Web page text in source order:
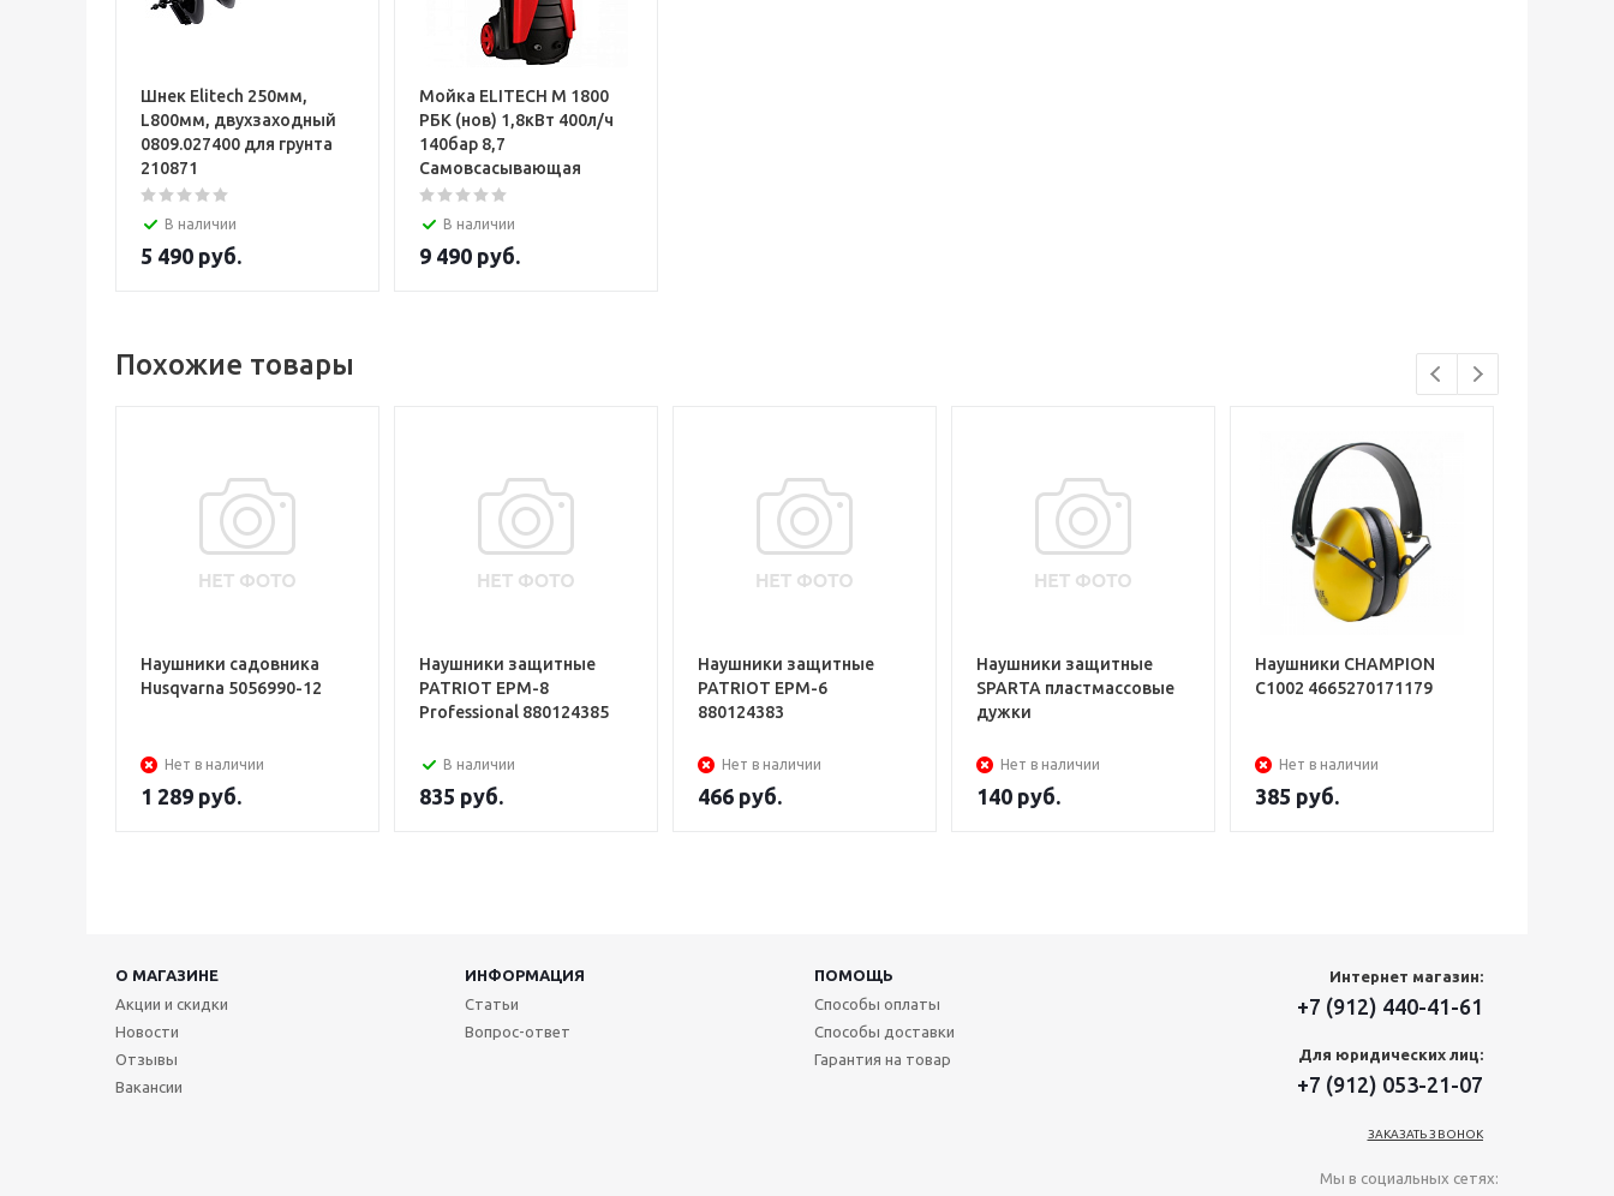
Шнек Elitech 250мм,
L800мм, двухзаходный
0809.027400 для грунта
210871
В наличии
5 490 руб.
Мойка ELITECH М 1800
РБК (нов) 1,8кВт 400л/ч
140бар 8,7
Самовсасывающая
В наличии
9 490 руб.
Похожие товары
Наушники садовника
Husqvarna 5056990-12
Нет в наличии
1 289 руб.
Наушники защитные
PATRIOT EPM-8
Professional 880124385
В наличии
835 руб.
Наушники защитные
PATRIOT EPM-6
880124383
Нет в наличии
466 руб.
Наушники защитные
SPARTA пластмассовые
дужки
Нет в наличии
140 руб.
Наушники СHAMPION
C1002 4665270171179
Нет в наличии
385 руб.
О МАГАЗИНЕ ИНФОРМАЦИЯ
ПОМОЩЬ
Акции и скидки
Новости
Отзывы
Вакансии
Статьи
Вопрос-ответ
Способы оплаты
Способы доставки
Гарантия на товар
Интернет магазин:
+7 (912) 440-41-61
Для юридических лиц:
+7 (912) 053-21-07
ЗАКАЗАТЬ ЗВОНОК
Мы в социальных сетях: